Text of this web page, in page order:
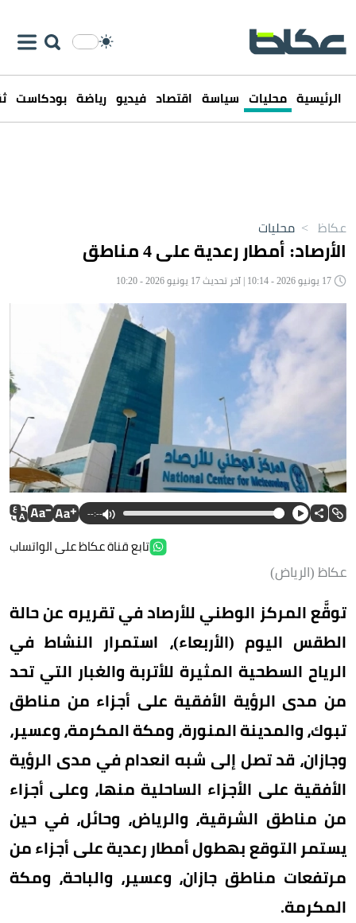
الرئيسية محليات سياسة اقتصاد فيديو رياضة بودكاست
عكاظ > محليات
الأرصاد: أمطار رعدية على 4 مناطق
--:--
تابع قناة عكاظ على الواتساب
عكاظ (الرياض)
توقَّع المركز الوطني للأرصاد في تقريره عن حالة
الطقس اليوم (الأربعاء)، استمرار النشاط في
الرياح السطحية المثيرة للأتربة والغبار التي تحد
من مدى الرؤية الأفقية على أجزاء من مناطق
تبوك، والمدينة المنورة، ومكة المكرمة، وعسير،
وجازان، قد تصل إلى شبه انعدام في مدى الرؤية
الأفقية على الأجزاء الساحلية منها، وعلى أجزاء
من مناطق الشرقية، والرياض، وحائل، في حين
يستمر التوقع بهطول أمطار رعدية على أجزاء من
مرتفعات مناطق جازان، وعسير، والباحة، ومكة
المكرمة.